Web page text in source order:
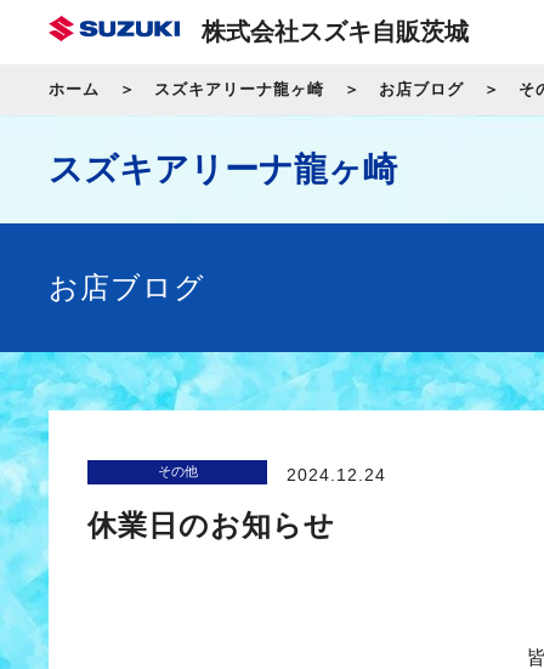
株式会社スズキ自販茨城
ホーム スズキアリーナ龍ヶ崎 お店ブログ そ
スズキアリーナ龍ヶ崎
お店ブログ
その他 2024.12.24
休業日のお知らせ